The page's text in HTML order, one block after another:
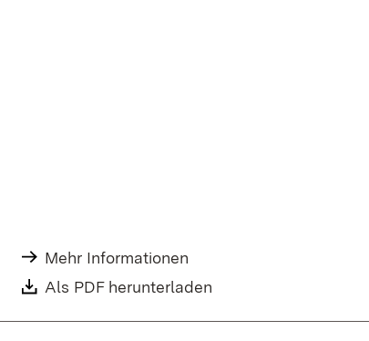
Mehr Informationen
Als PDF herunterladen